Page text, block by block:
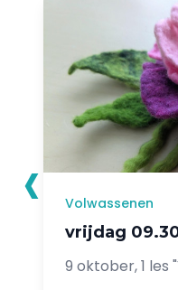
Volwassenen
vrijdag
9 oktober, 1 les
‹